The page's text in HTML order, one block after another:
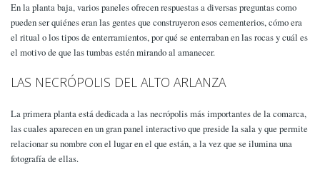
En la planta baja, varios paneles ofrecen respuestas a diversas preguntas como
pueden ser quiénes eran las gentes que construyeron esos cementerios, cómo era
el ritual o los tipos de enterramientos, por qué se enterraban en las rocas y cuál es
el motivo de que las tumbas estén mirando al amanecer.
LAS NECRÓPOLIS DEL ALTO ARLANZA
La primera planta está dedicada a las necrópolis más importantes de la comarca,
las cuales aparecen en un gran panel interactivo que preside la sala y que permite
relacionar su nombre con el lugar en el que están, a la vez que se ilumina una
fotografía de ellas.